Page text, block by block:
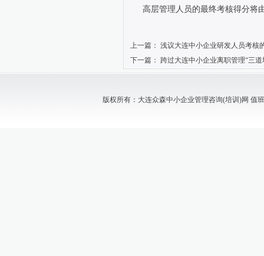
高层管理人员的最终考核得分将
上一篇： 浅议大连中小企业研发人员考核
下一篇： 跨过大连中小企业离职管理“三道
版权所有：大连众森中小企业管理咨询(培训)网 值